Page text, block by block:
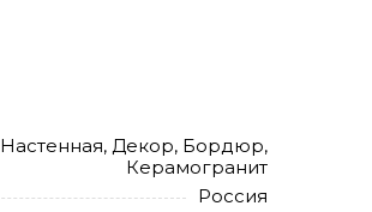
Настенная, Декор, Бордюр,
Керамогранит
Россия